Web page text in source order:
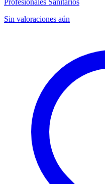
Sin valoraciones aún